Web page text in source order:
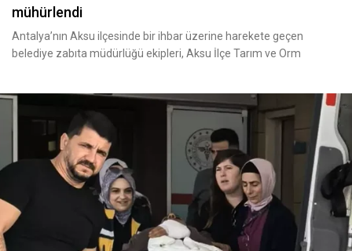
mühürlendi
Antalya’nın Aksu ilçesinde bir ihbar üzerine harekete geçen
belediye zabıta müdürlüğü ekipleri, Aksu İlçe Tarım ve Orm